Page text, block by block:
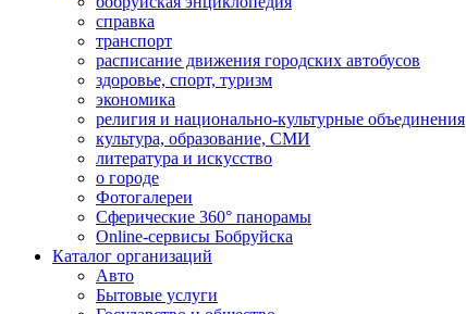
справка
транспорт
расписание движения городских автобусов
здоровье, спорт, туризм
экономика
религия и национально-культурные объединения
культура, образование, СМИ
литература и искусство
о городе
Фотогалереи
Сферические 360° панорамы
Online-сервисы Бобруйска
Каталог организаций
Авто
Бытовые услуги